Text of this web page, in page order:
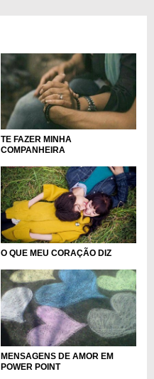
TE FAZER MINHA
COMPANHEIRA
O QUE MEU CORAÇÃO DIZ
MENSAGENS DE AMOR EM
POWER POINT